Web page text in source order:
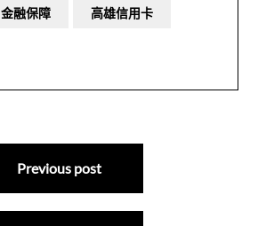
金融保障 高雄信用卡
Previous post